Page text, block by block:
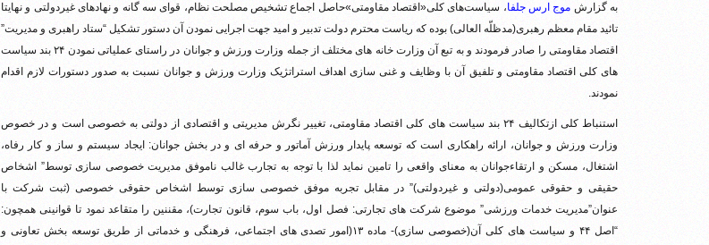
به گزارش موج ارس جلفا، سیاست‌های کلی«اقتصاد مقاومتی»حاصل اجماع تشخیص مصلحت نظام، قوای سه گانه و نهادهای غیردولتی و نهایتا
تائید مقام معظم رهبری(مدظلّه العالی) بوده که ریاست محترم دولت تدبیر و امید جهت اجرایی نمودن آن دستور تشکیل “ستاد راهبری و مدیریت”
اقتصاد مقاومتی را صادر فرمودند و به تبع آن وزارت خانه های مختلف از جمله وزارت ورزش و جوانان در راستای عملیاتی نمودن ۲۴ بند سیاست
های کلی اقتصاد مقاومتی و تلفیق آن با وظایف و غنی سازی اهداف استراتژیک وزارت ورزش و جوانان نسبت به صدور دستورات لازم اقدام
نمودند.
استنباط کلی ازتکالیف ۲۴ بند سیاست های کلی اقتصاد مقاومتی، تغییر نگرش مدیریتی و اقتصادی از دولتی به خصوصی است و در خصوص
وزارت ورزش و جوانان، ارائه راهکاری است که توسعه پایدار ورزش آماتور و حرفه ای و در بخش جوانان: ایجاد سیستم و ساز و کار رفاه،
اشتغال، مسکن و ارتقاءجوانان به معنای واقعی را تامین نماید لذا با توجه به تجارب غالب ناموفق مدیریت خصوصی سازی توسط” اشخاص
حقیقی و حقوقی عمومی(دولتی و غیردولتی)” در مقابل تجربه موفق خصوصی سازی توسط اشخاص حقوقی خصوصی (ثبت شرکت با
عنوان”مدیریت خدمات ورزشی” موضوع شرکت های تجارتی: فصل اول، باب سوم، قانون تجارت)، مقننین را متقاعد نمود تا قوانینی همچون:
“اصل ۴۴ و سیاست های کلی آن(خصوصی سازی)- ماده ۱۳(امور تصدی های اجتماعی، فرهنگی و خدماتی از طریق توسعه بخش تعاونی و